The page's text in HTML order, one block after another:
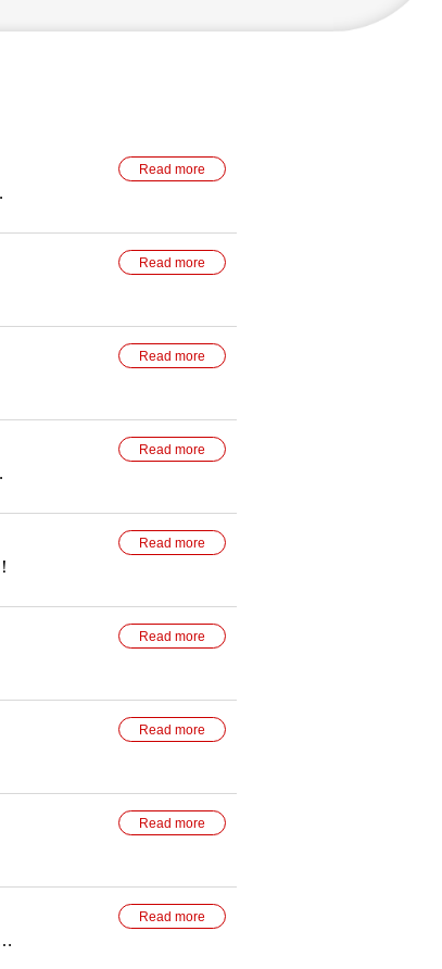
Read more
Read more
Read more
Read more
Read more
Read more
Read more
Read more
Read more